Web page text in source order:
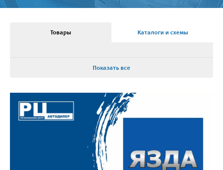
Товары Каталоги и схемы
Показать все